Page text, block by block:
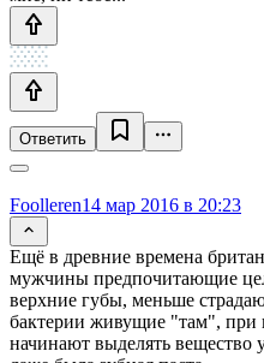
Ответить
Foolleren14 мар 2016 в 20:23
Ещё в древние времена
мужчины предпочитающие
верхние губы, меньше
бактерии живущие "там", при
начинают выделять вещество